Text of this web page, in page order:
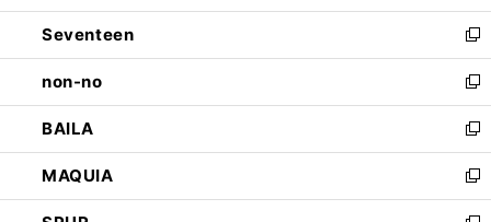
開
く
ウ
で
開
く
ン
ド
ウ
で
開
く
Seventeen
新
し
い
ウ
ィ
ン
ド
ウ
non-no
新
し
い
ウ
ィ
ン
BAILA
新
し
い
ウ
MAQUIA
新
し